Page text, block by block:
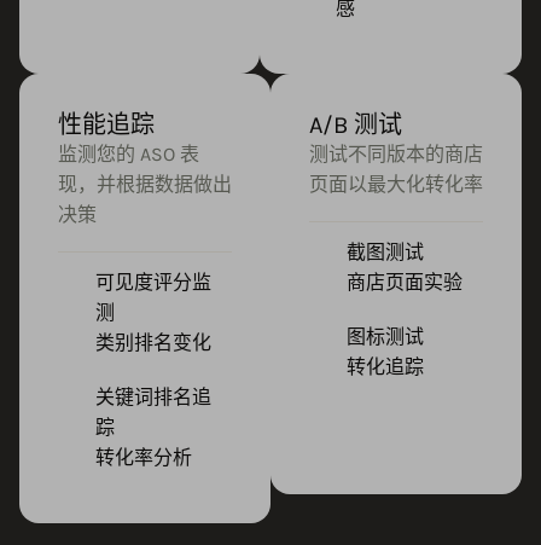
感
性能追踪
监测您的 ASO 表
现，并根据数据做出
决策
可见度评分监
测
类别排名变化
关键词排名追
踪
转化率分析
A/B 测试
测试不同版本的商店
页面以最大化转化率
截图测试
商店页面实验
图标测试
转化追踪